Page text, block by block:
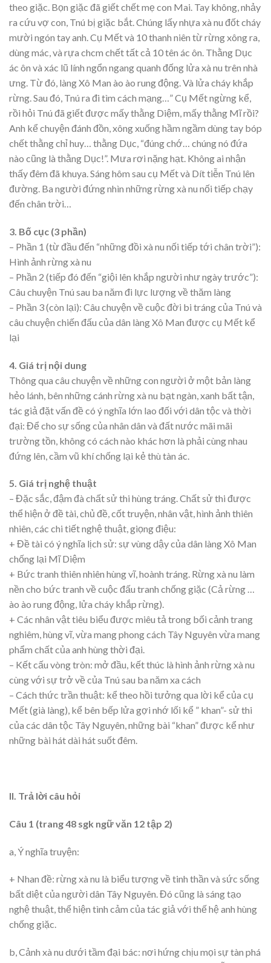
theo giặc. Bọn giặc đã giết chết mẹ con Mai. Tay không, nhảy
ra cứu vợ con, Tnú bị giặc bắt. Chúng lấy nhựa xà nu đốt cháy
mười ngón tay anh. Cụ Mết và 10 thanh niên từ rừng xông ra,
dùng mác, và rựa chcm chết tất cả 10 tên ác ôn. Thằng Dục
ác ôn và xác lũ lính ngổn ngang quanh đống lửa xà nu trên nhà
ưng. Từ đó, làng Xô Man ào ào rung động. Và lửa cháy khắp
rừng. Sau đó, Tnú ra đi tìm cách mạng…” Cụ Mết ngừng kể,
rồi hỏi Tnú đã giết được mấy thằng Diệm, mấy thằng Mĩ rồi?
Anh kể chuyện đánh đồn, xông xuống hầm ngầm dùng tay bóp
chết thằng chỉ huy… thằng Dục, “đúng chớ… chúng nó đứa
nào cũng là thằng Dục!”. Mưa rơi nặng hạt. Không ai nhận
thấy đêm đã khuya. Sáng hôm sau cụ Mết và Dít tiễn Tnú lên
đường. Ba người đứng nhìn những rừng xà nu nối tiếp chạy
đến chân trời…
3. Bố cục (3 phần)
– Phần 1 (từ đầu đến “những đồi xà nu nối tiếp tới chân trời”):
Hình ảnh rừng xà nu
– Phần 2 (tiếp đó đến “giội lên khắp người như ngày trước”):
Câu chuyện Tnú sau ba năm đi lực lượng về thăm làng
– Phần 3 (còn lại): Câu chuyện về cuộc đời bi tráng của Tnú và
câu chuyện chiến đấu của dân làng Xô Man được cụ Mết kể
lại
4. Giá trị nội dung
Thông qua câu chuyện về những con người ở một bản làng
hẻo lánh, bên những cánh rừng xà nu bạt ngàn, xanh bất tận,
tác giả đặt vấn đề có ý nghĩa lớn lao đối với dân tộc và thời
đại: Để cho sự sống của nhân dân và đất nước mãi mãi
trường tồn, không có cách nào khác hơn là phải cùng nhau
đứng lên, cầm vũ khí chống lại kẻ thù tàn ác.
5. Giá trị nghệ thuật
– Đặc sắc, đậm đà chất sử thi hùng tráng. Chất sử thi được
thể hiện ở đề tài, chủ đề, cốt truyện, nhân vật, hình ảnh thiên
nhiên, các chi tiết nghệ thuật, giọng điệu:
+ Đề tài có ý nghĩa lịch sử: sự vùng dậy của dân làng Xô Man
chống lại Mĩ Diệm
+ Bức tranh thiên nhiên hùng vĩ, hoành tráng. Rừng xà nu làm
nền cho bức tranh về cuộc đấu tranh chống giặc (Cả rừng …
ào ào rung động, lửa cháy khắp rừng).
+ Các nhân vật tiêu biểu được miêu tả trong bối cảnh trang
nghiêm, hùng vĩ, vừa mang phong cách Tây Nguyên vừa mang
phẩm chất của anh hùng thời đại.
– Kết cấu vòng tròn: mở đầu, kết thúc là hình ảnh rừng xà nu
cùng với sự trở về của Tnú sau ba năm xa cách
– Cách thức trần thuật: kể theo hồi tưởng qua lời kể của cụ
Mết (già làng), kể bên bếp lửa gợi nhớ lối kể ” khan”- sử thi
của các dân tộc Tây Nguyên, những bài “khan” được kể như
những bài hát dài hát suốt đêm.
II. Trả lời câu hỏi
Câu 1 (trang 48 sgk ngữ văn 12 tập 2)
a, Ý nghĩa truyện:
+ Nhan đề: rừng xà nu là biểu tượng về tinh thần và sức sống
bất diệt của người dân Tây Nguyên. Đó cũng là sáng tạo
nghệ thuật, thể hiện tình cảm của tác giả với thế hệ anh hùng
chống giặc.
b, Cảnh xà nu dưới tầm đại bác: nơi hứng chịu mọi sự tàn phá